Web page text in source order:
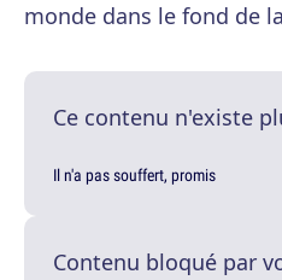
monde dans le fond de
Ce contenu n'existe
Il n'a pas souffert, promis
Contenu bloqué par